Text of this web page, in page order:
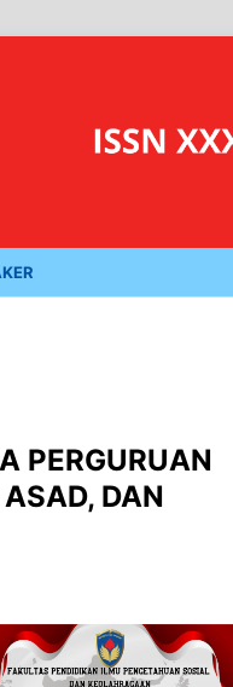
PERGURUAN
DAN